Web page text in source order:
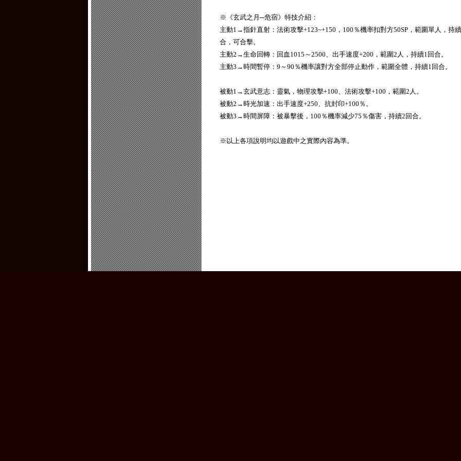
※《玄武之月─危宿》特技介紹：
主動1→指針直射：法術攻擊+123~+150，100％機率扣對方50SP，範圍單人，持
合，可合擊。
主動2→生命回轉：回血1015～2500、出手速度+200，範圍2人，持續1回合。
主動3→時間暫停：9～90％機率讓對方全部停止動作，範圍全體，持續1回合。
被動1→玄武意志：靈氣，物理攻擊+100、法術攻擊+100，範圍2人。
被動2→時光加速：出手速度+250、抗封印+100％。
被動3→時間屏障：被暴擊後，100％機率減少75％傷害，持續2回合。
※以上各項說明均以遊戲中之實際內容為準。